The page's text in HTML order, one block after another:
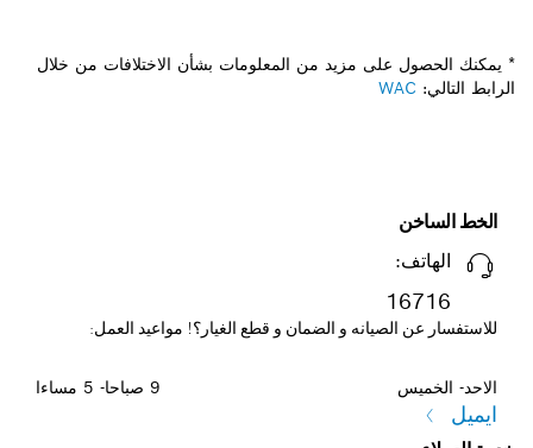
* يمكنك الحصول على مزيد من المعلومات بشأن الاختلافات من خلال
الرابط التالي: WAC
الخط الساخن
الهاتف:
16716
للاستفسار عن الصيانه و الضمان و قطع الغيار؟! مواعيد العمل:
الاحد- الخميس 9 صباحا- 5 مساءا
ايميل